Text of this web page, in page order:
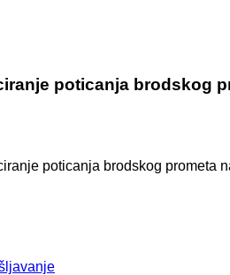
poticanja brodskog
poticanja brodskog prometa